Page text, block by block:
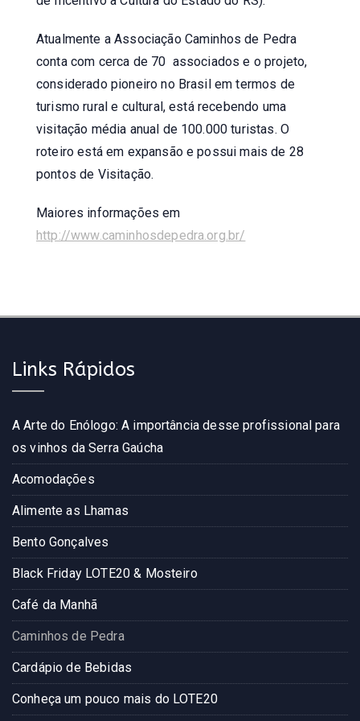
Atualmente a Associação Caminhos de Pedra
conta com cerca de 70 associados e o projeto,
considerado pioneiro no Brasil em termos de
turismo rural e cultural, está recebendo uma
visitação média anual de 100.000 turistas. O
roteiro está em expansão e possui mais de 28
pontos de Visitação.
Maiores informações em
http://www.caminhosdepedra.org.br/
Links Rápidos
A Arte do Enólogo: A importância desse profissional para
os vinhos da Serra Gaúcha
Acomodações
Alimente as Lhamas
Bento Gonçalves
Black Friday LOTE20 & Mosteiro
Café da Manhã
Caminhos de Pedra
Cardápio de Bebidas
Conheça um pouco mais do LOTE20